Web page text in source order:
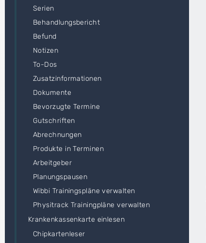
Serien
Behandlungsbericht
Befund
Notizen
To-Dos
Zusatzinformationen
Dokumente
Bevorzugte Termine
Gutschriften
Abrechnungen
Produkte in Terminen
Arbeitgeber
Planungspausen
Wibbi Trainingspläne verwalten
Physitrack Trainingpläne verwalten
Krankenkassenkarte einlesen
Chipkartenleser